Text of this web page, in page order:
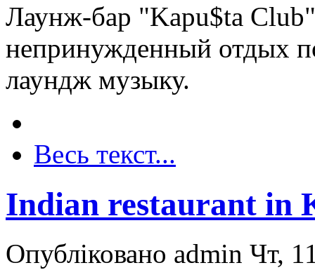
Лаунж-бар "Kapu$ta
непринужденный отдых
лаундж музыку.
Весь текст...
Indian restaurant in
Опубліковано admin Чт,